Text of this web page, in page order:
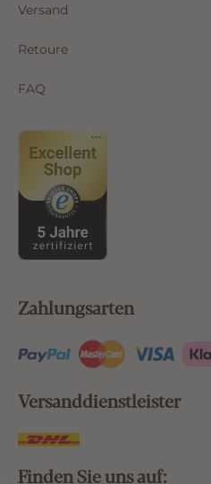
Versand
Retoure
FAQ
Zahlungsarten
Versanddienstleister
Finden Sie uns auf: